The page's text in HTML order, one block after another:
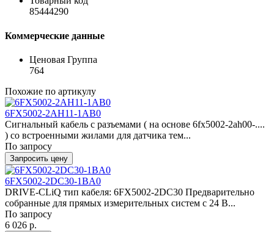
85444290
Коммерческие данные
Ценовая Группа
764
Похожие по артикулу
6FX5002-2AH11-1AB0
Сигнальный кабель с разъемами ( на основе 6fx5002-2ah00-....
) со встроенными жилами для датчика тем...
По запросу
Запросить цену
6FX5002-2DC30-1BA0
DRIVE-CLiQ тип кабеля: 6FX5002-2DC30 Предварительно
собранные для прямых измерительных систем с 24 В...
По запросу
6 026 р.